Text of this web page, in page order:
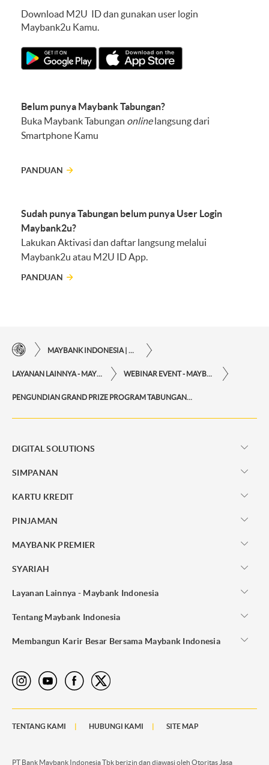
Download M2U ID dan gunakan user login
Maybank2u Kamu.
Belum punya Maybank Tabungan?
Buka Maybank Tabungan onlinelangsung dari
Smartphone Kamu
PANDUAN
Sudah punya Tabungan belum punya User Login
Maybank2u?
Lakukan Aktivasi dan daftar langsung melalui
Maybank2u atau M2U ID App.
PANDUAN
MAYBANK INDONESIA | KEMUDAHAN TRANSAKSI FINANSIAL DI UJUNG JARI ANDA
LAYANAN LAINNYA - MAYBANK INDONESIA WEBINAR EVENT - MAYBANK INDONESIA
PENGUNDIAN GRAND PRIZE PROGRAM TABUNGAN CO-BRANDING MAYBANK FINANCE
DIGITAL SOLUTIONS
SIMPANAN
KARTU KREDIT
PINJAMAN
MAYBANK PREMIER
SYARIAH
Layanan Lainnya - Maybank Indonesia
Tentang Maybank Indonesia
Membangun Karir Besar Bersama Maybank Indonesia
TENTANG KAMI HUBUNGI KAMI SITE MAP
PT Bank Maybank Indonesia Tbk berizin dan diawasi oleh Otoritas Jasa